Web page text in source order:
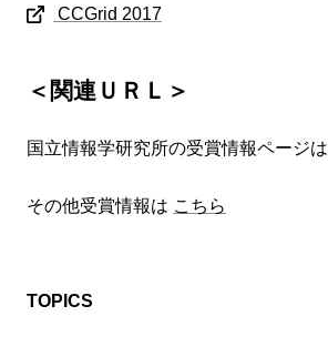
CCGrid 2017
＜関連ＵＲＬ＞
国立情報学研究所の受賞情報ページは
その他受賞情報は こちら
TOPICS